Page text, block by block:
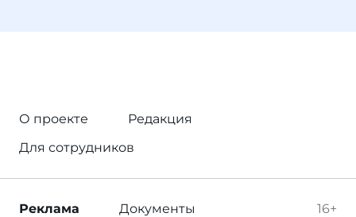
О проекте
Редакция
Для сотрудников
16+
Реклама Документы